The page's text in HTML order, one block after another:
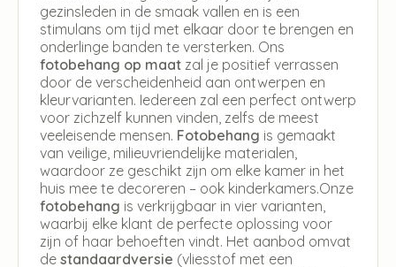
gezinsleden in de smaak vallen en is een
stimulans om tijd met elkaar door te brengen en
onderlinge banden te versterken. Ons
fotobehang op maat zal je positief verrassen
door de verscheidenheid aan ontwerpen en
kleurvarianten. Iedereen zal een perfect ontwerp
voor zichzelf kunnen vinden, zelfs de meest
veeleisende mensen. Fotobehang is gemaakt
van veilige, milieuvriendelijke materialen,
waardoor ze geschikt zijn om elke kamer in het
huis mee te decoreren – ook kinderkamers.Onze
fotobehang is verkrijgbaar in vier varianten,
waarbij elke klant de perfecte oplossing voor
zijn of haar behoeften vindt. Het aanbod omvat
de standaardversie (vliesstof met een